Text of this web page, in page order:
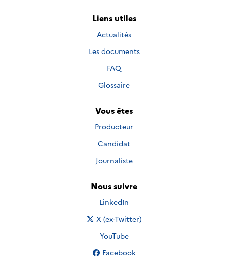
Liens utiles
Actualités
Les documents
FAQ
Glossaire
Vous êtes
Producteur
Candidat
Journaliste
Nous suivre
Nous suivre sur
LinkedIn
Nous suivre sur
X (ex-Twitter)
Nous suivre sur
YouTube
Nous suivre sur
Facebook